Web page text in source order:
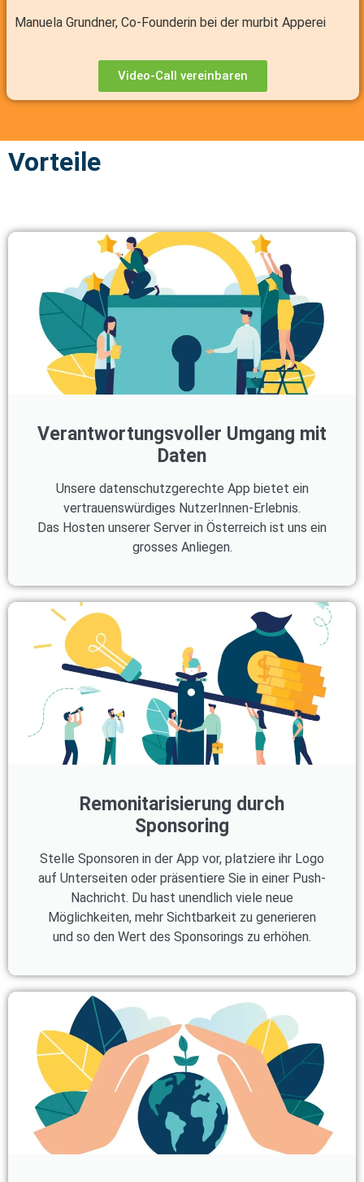
Manuela Grundner, Co-Founderin bei der murbit Apperei
Video-Call vereinbaren
Vorteile
Verantwortungsvoller Umgang mit
Daten
Unsere datenschutzgerechte App bietet ein
vertrauenswürdiges NutzerInnen-Erlebnis.
Das Hosten unserer Server in Österreich ist uns ein
grosses Anliegen.
Remonitarisierung durch
Sponsoring
Stelle Sponsoren in der App vor, platziere ihr Logo
auf Unterseiten oder präsentiere Sie in einer Push-
Nachricht. Du hast unendlich viele neue
Möglichkeiten, mehr Sichtbarkeit zu generieren
und so den Wert des Sponsorings zu erhöhen.